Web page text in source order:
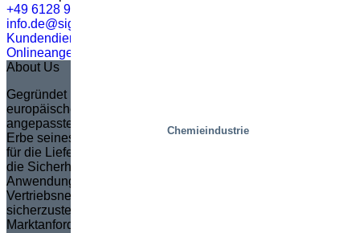
Chemieindustrie
+49 6128 95220
info.de@sigi.com
Kundendienst
Onlineangebot
About Us
Gegründet im Jahr 1935 in Schweden, ist Marco zum
europäischen Marktführer in der Erstellung von vollständig
angepassten Scherenhubtischen geworden. Marco, das das
Erbe seines Gründers Sven Marcusson fortsetzt, ist bekannt
für die Lieferung innovativer, problemlösender Lösungen, die
die Sicherheit und Effizienz in einer breiten Palette von
Anwendungen erhöhen. Die Marke verpflichtet sich, ein
Vertriebsnetzwerk zu verwalten und zu schulen, um
sicherzustellen, dass die Produktentwicklung den
Marktanforderungen entspricht.